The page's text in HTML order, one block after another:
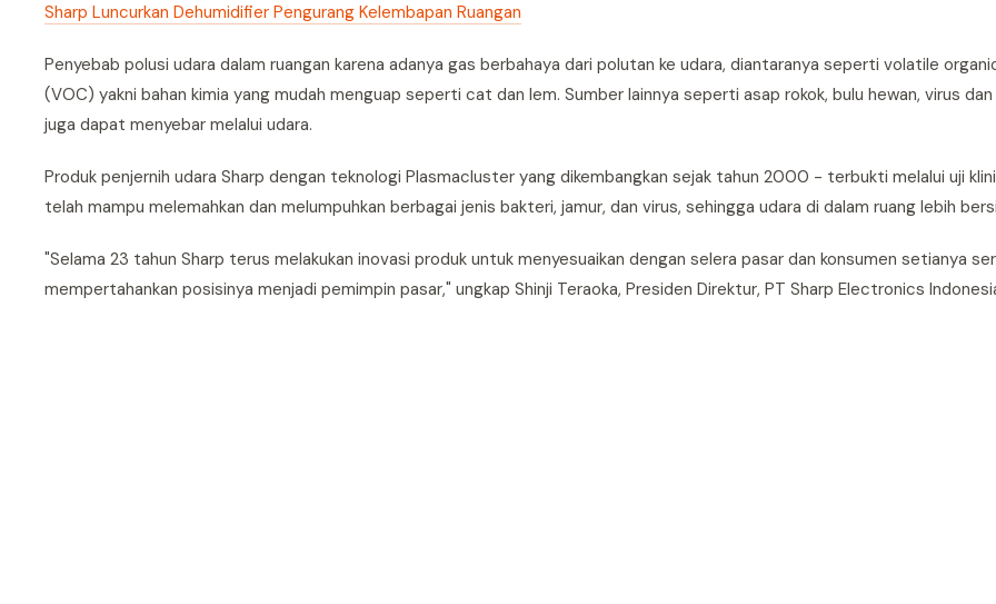
Sharp Luncurkan Dehumidifier Pengurang Kelembapan Ruangan
Penyebab polusi udara dalam ruangan karena adanya gas berbahaya dari polutan ke udara, diantaranya seperti volatile
(VOC) yakni bahan kimia yang mudah menguap seperti cat dan lem. Sumber lainnya seperti asap rokok, bulu hewan, virus
juga dapat menyebar melalui udara.
Produk penjernih udara Sharp dengan teknologi Plasmacluster yang dikembangkan sejak tahun 2000 - terbukti melalui uji
telah mampu melemahkan dan melumpuhkan berbagai jenis bakteri, jamur, dan virus, sehingga udara di dalam ruang lebih
"Selama 23 tahun Sharp terus melakukan inovasi produk untuk menyesuaikan dengan selera pasar dan konsumen setianya
mempertahankan posisinya menjadi pemimpin pasar," ungkap Shinji Teraoka, Presiden Direktur, PT Sharp Electronics